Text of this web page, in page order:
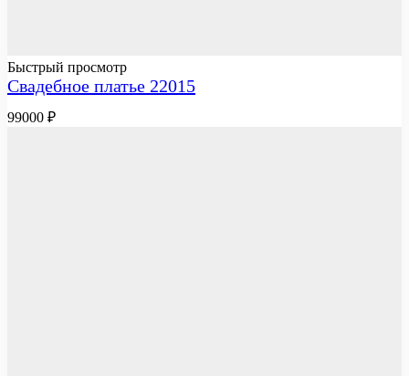
Быстрый просмотр
Свадебное платье 22015
99000 ₽